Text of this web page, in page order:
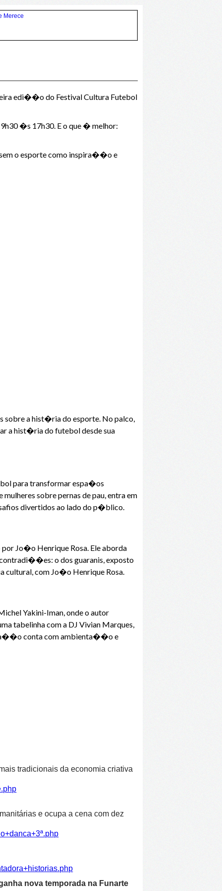
edi��o do Festival Cultura Futebol
�s 17h30. E o que � melhor:
o esporte como inspira��o e
sobre a hist�ria do esporte. No palco,
a hist�ria do futebol desde sua
para transformar espa�os
sobre pernas de pau, entra em
divertidos ao lado do p�blico.
Jo�o Henrique Rosa. Ele aborda
o dos guaranis, exposto
cultural, com Jo�o Henrique Rosa.
Yakini-Iman, onde o autor
tabelinha com a DJ Vivian Marques,
conta com ambienta��o e
tradicionais da economia criativa
e ocupa a cena com dez
nova temporada na Funarte